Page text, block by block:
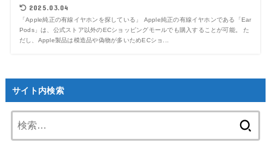
2025.03.04
「Apple純正の有線イヤホンを探している」 Apple純正の有線イヤホンである「Ear
Pods」は、公式ストア以外のECショッピングモールでも購入することが可能。 た
だし、Apple製品は模造品や偽物が多いためECショ...
サイト内検索